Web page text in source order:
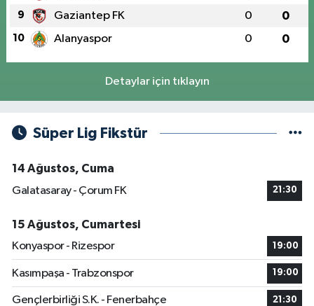
9 Gaziantep FK 0 0
10 Alanyaspor 0 0
Detaylar için tıklayın
Süper Lig Fikstür
14 Ağustos, Cuma
Galatasaray - Çorum FK
21:30
15 Ağustos, Cumartesi
Konyaspor - Rizespor
19:00
Kasımpaşa - Trabzonspor 19:00
Gençlerbirliği S.K. - Fenerbahçe 21:30